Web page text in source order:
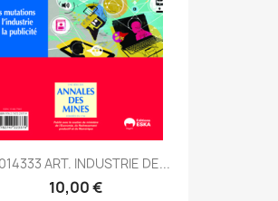
ART. INDUSTRIE DE...
10,00 €